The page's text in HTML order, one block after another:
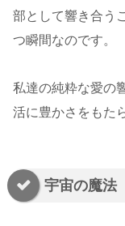
部として響き合う
つ瞬間なのです。
私達の純粋な愛の
活に豊かさをもた
宇宙の魔法